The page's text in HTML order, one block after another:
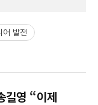
어 발전
길영 “이제